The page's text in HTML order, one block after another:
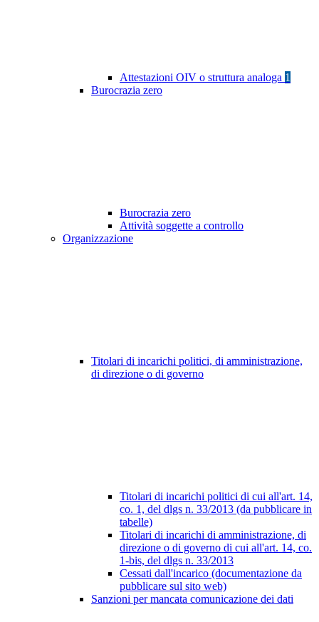
Attestazioni OIV o struttura analoga 1
Burocrazia zero
Burocrazia zero
Attività soggette a controllo
Organizzazione
Titolari di incarichi politici, di amministrazione,
di direzione o di governo
Titolari di incarichi politici di cui all'art. 14,
co. 1, del dlgs n. 33/2013 (da pubblicare in
tabelle)
Titolari di incarichi di amministrazione, di
direzione o di governo di cui all'art. 14, co.
1-bis, del dlgs n. 33/2013
Cessati dall'incarico (documentazione da
pubblicare sul sito web)
Sanzioni per mancata comunicazione dei dati